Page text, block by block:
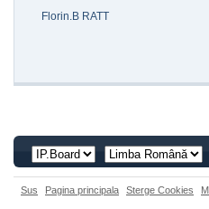
Florin.B RATT
Sus Pagina principala Sterge Cookies